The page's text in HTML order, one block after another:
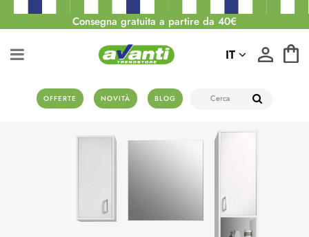
Consegna gratuita a partire da 40€
OFFERTE NOVITÀ BLOG
IT